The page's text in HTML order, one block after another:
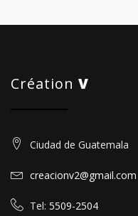
Création V
Ciudad de Guatemala
creacionv2@gmail.com
Tel: 5509-2504